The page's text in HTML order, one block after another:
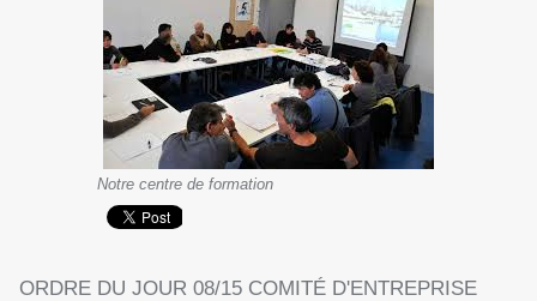
Notre centre de formation
ORDRE DU JOUR 08/15 COMITÉ D'ENTREPRISE